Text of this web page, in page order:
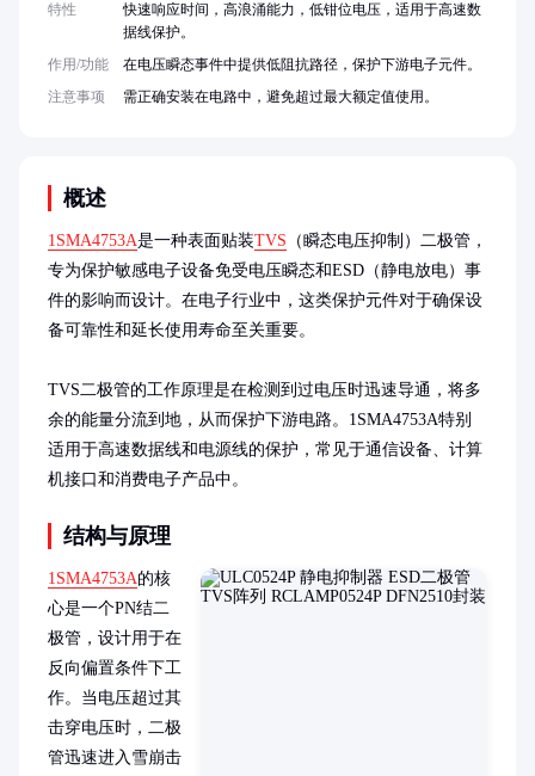
概述
1SMA4753A是一种表面贴装TVS （瞬态电压抑制）二极管，
专为保护敏感电子设备免受电压瞬态和ESD（静电放电）事
件的影响而设计。在电子行业中，这类保护元件对于确保设
备可靠性和延长使用寿命至关重要。
TVS二极管的工作原理是在检测到过电压时迅速导通，将多
余的能量分流到地，从而保护下游电路。1SMA4753A特别
适用于高速数据线和电源线的保护，常见于通信设备、计算
机接口和消费电子产品中。
结构与原理
1SMA4753A的核
心是一个PN结二
极管，设计用于在
反向偏置条件下工
作。当电压超过其
击穿电压时，二极
管迅速进入雪崩击
特性
快速响应时间，高浪涌能力，低钳位电压，适用于高速数
据线保护。
作用/功能
在电压瞬态事件中提供低阻抗路径，保护下游电子元件。
注意事项
需正确安装在电路中，避免超过最大额定值使用。